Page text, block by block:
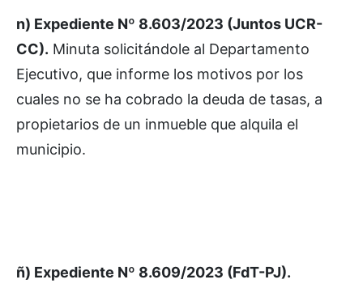
n) Expediente Nº 8.603/2023 (Juntos UCR-
CC). Minuta solicitándole al Departamento
Ejecutivo, que informe los motivos por los
cuales no se ha cobrado la deuda de tasas, a
propietarios de un inmueble que alquila el
municipio.
ñ) Expediente Nº 8.609/2023 (FdT-PJ).